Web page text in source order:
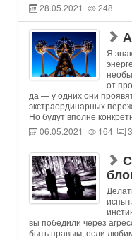
28.05.2021
248
Я
от
да — у одних они
экстраординарных
Но будут вполне
06.05.2021
164 3
вы победили через
быть правым, если